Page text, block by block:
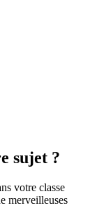
sujet ?
votre classe
merveilleuses